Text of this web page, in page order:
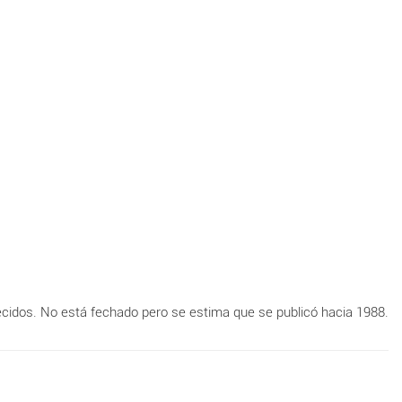
No está fechado pero se estima que se publicó hacia 1988.